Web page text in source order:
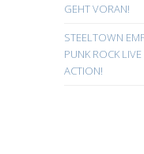
GEHT VORAN!
STEELTOWN
PUNK ROCK LIVE
ACTION!